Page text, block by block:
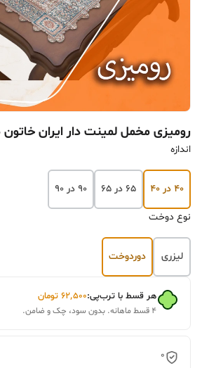
رومیزی مخمل لمینت دار ایران خاتون
اندازه
۴۰ در ۴۰ ۶۵ در ۶۵ ۹۰ در ۹۰
نوع دوخت
لیزری دوردوخت
هر قسط با ترب‌پی:۶۲٬۵۰۰ تومان
۴ قسط ماهانه. بدون سود، چک و ضامن.
0